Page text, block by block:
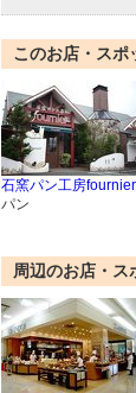
このお店・スポ
石窯パン工房fournier
パン
周辺のお店・ス